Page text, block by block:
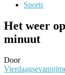
Sports
Het weer
minuut
Door